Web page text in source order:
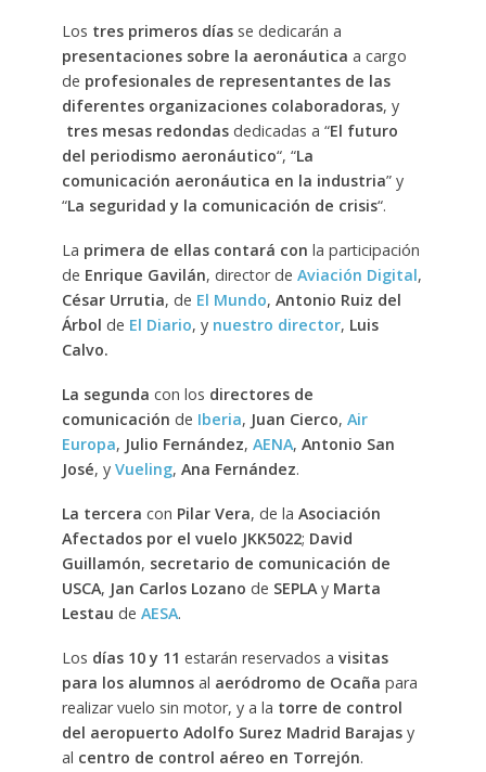
Los tres primeros díasse dedicarán a
presentaciones sobre la aeronáutica a cargo
de profesionales de representantes de las
diferentes organizaciones colaboradoras, y
tres mesas redondasdedicadas a “El futuro
del periodismo aeronáutico“, “La
comunicación aeronáutica en la industria” y
“La seguridad y la comunicación de crisis“.
La primera de ellas contará con la participación
de Enrique Gavilán, director de Aviación Digital,
César Urrutia, de El Mundo, Antonio Ruiz del
Árbol de El Diario, y nuestro director, Luis
Calvo.
La segunda con los directores de
comunicación de Iberia, Juan Cierco, Air
Europa, Julio Fernández, AENA, Antonio San
José, y Vueling, Ana Fernández.
La tercera con Pilar Vera, de la Asociación
Afectados por el vuelo JKK5022; David
Guillamón, secretario de comunicación de
USCA, Jan Carlos Lozano de SEPLAy Marta
Lestau de AESA.
Los días 10 y 11 estarán reservados a visitas
para los alumnosal aeródromo de Ocaña para
realizar vuelo sin motor, y a la torre de control
del aeropuerto Adolfo Surez Madrid Barajas y
al centro de control aéreo en Torrejón.